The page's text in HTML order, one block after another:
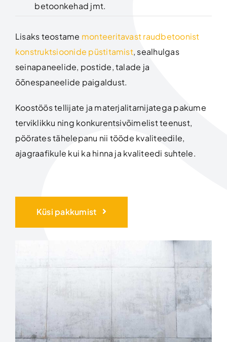
betoonkehad jmt.
Lisaks teostame monteeritavast raudbetoonist
konstruktsioonide püstitamist, sealhulgas
seinapaneelide, postide, talade ja
õõnespaneelide paigaldust.
Koostöös tellijate ja materjalitarnijatega pakume
terviklikku ning konkurentsivõimelist teenust,
pöörates tähelepanu nii tööde kvaliteedile,
ajagraafikule kui ka hinna ja kvaliteedi suhtele.
Küsi pakkumist